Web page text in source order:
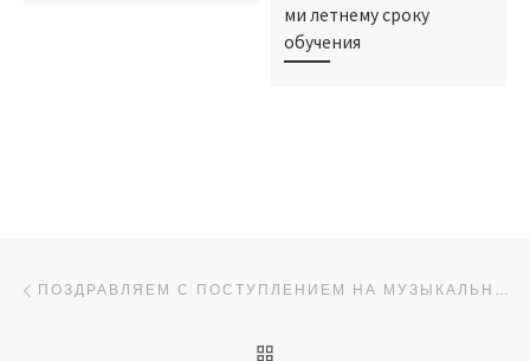
ми летнему сроку
обучения
ПОЗДРАВЛЯЕМ С ПОСТУПЛЕНИЕМ НА МУЗЫКАЛЬНОЕ ОТДЕЛЕНИЕ!